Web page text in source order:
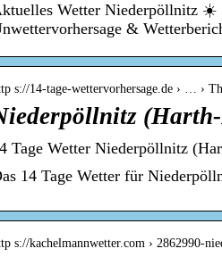
Wetter Niederpöllnitz ☀️
&
s://14-tage-wettervorhersage.de › … ›
Tage Wetter Niederpöllnitz
14 Tage Wetter für
s://kachelmannwetter.com › 2862990-